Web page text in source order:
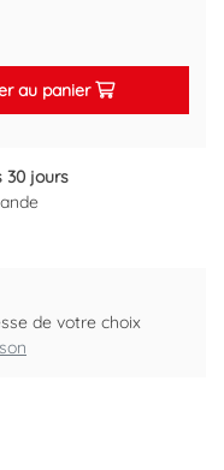
au panier
14 jours
ici
de votre choix